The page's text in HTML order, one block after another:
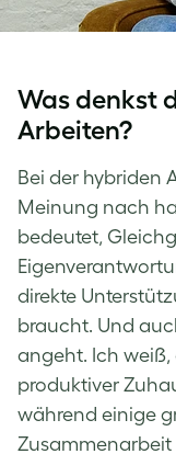
Was denkst
Arbeiten?
Bei der hybriden
Meinung nach
bedeutet,
direkte
braucht. Und
angeht. Ich
produktiver
während einige